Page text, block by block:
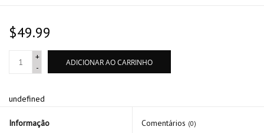
$49.99
+
-
ADICIONAR AO CARRINHO
undefined
Informação Comentários (0)